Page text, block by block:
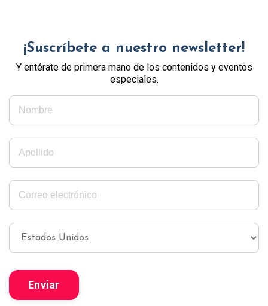
¡Suscríbete a nuestro newsletter!
Y entérate de primera mano de los contenidos y eventos
especiales.
Enviar